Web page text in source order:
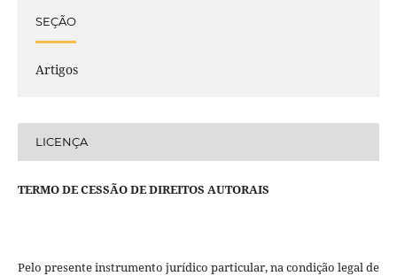
SEÇÃO
Artigos
LICENÇA
TERMO DE CESSÃO DE DIREITOS AUTORAIS
Pelo presente instrumento jurídico particular, na condição legal de